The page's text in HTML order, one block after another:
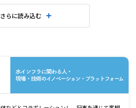
さらに読み込む